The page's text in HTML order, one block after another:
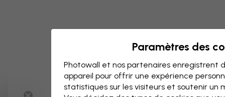
Paramètres des
Photowall et nos partenaires enregistrent
appareil pour offrir une expérience
statistiques sur les visiteurs et soutenir un